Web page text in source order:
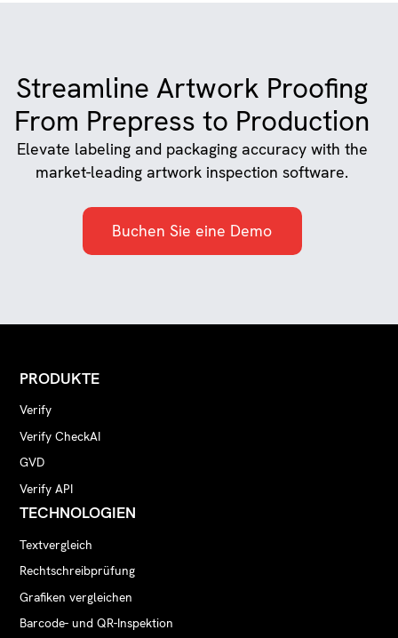
Streamline Artwork Proofing
From Prepress to Production
Elevate labeling and packaging accuracy with the
market-leading artwork inspection software.
Buchen Sie eine Demo
PRODUKTE
Verify
Verify CheckAI
GVD
Verify API
TECHNOLOGIEN
Textvergleich
Rechtschreibprüfung
Grafiken vergleichen
Barcode- und QR-Inspektion